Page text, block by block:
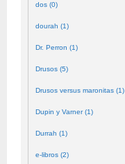
dos (0)
dourah (1)
Dr. Perron (1)
Drusos (5)
Drusos versus maronitas (1)
Dupin y Varner (1)
Durrah (1)
e-libros (2)